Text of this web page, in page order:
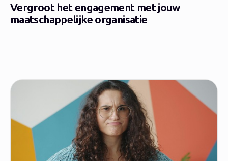
Vergroot het engagement met jouw
maatschappelijke organisatie